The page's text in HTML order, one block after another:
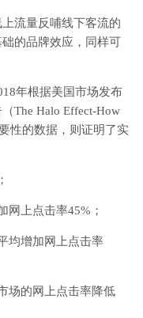
流量反哺线下客流的
的品牌效应，同样可
年根据美国市场发布
The Halo Effect-How
性的数据，则证明了实
网上点击率45%；
均增加网上点击率
场的网上点击率降低